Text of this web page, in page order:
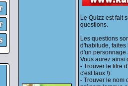
Le Quizz est fait
questions.
Les questions
d'habitude, faites
d'un personnage
Vous aurez ainsi
- Trouver le titre
c'est faux !).
- Trouver le nom